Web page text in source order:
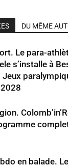
DU MÊME
Le para-
s’installe à
Jeux
en balade.